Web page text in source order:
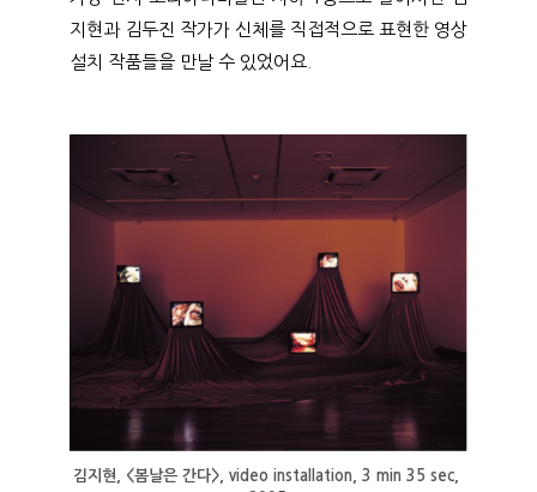
지현과 김두진 작가가 신체를 직접적으로 표현한 영상
설치 작품들을 만날 수 있었어요.
김지현, <봄날은 간다>, video installation, 3 min 35 sec,